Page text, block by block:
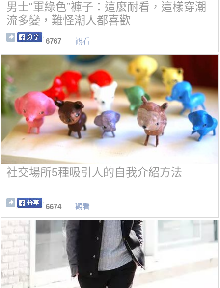
男士“軍綠色”褲子：這麼耐看，這樣穿潮
流多變，難怪潮人都喜歡
6767 觀看
社交場所5種吸引人的自我介紹方法
6674 觀看